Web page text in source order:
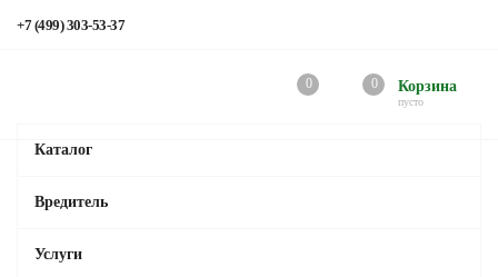
+7 (499) 303-53-37
0 0 Корзина
пусто
Каталог
Вредитель
Услуги